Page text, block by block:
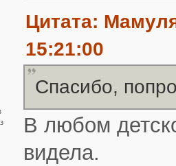
Цитата:
15:21:00
Спасибо,
В любом
видела.